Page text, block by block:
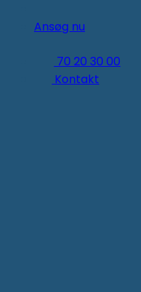
Ansøg nu
70 20 30 00
Kontakt